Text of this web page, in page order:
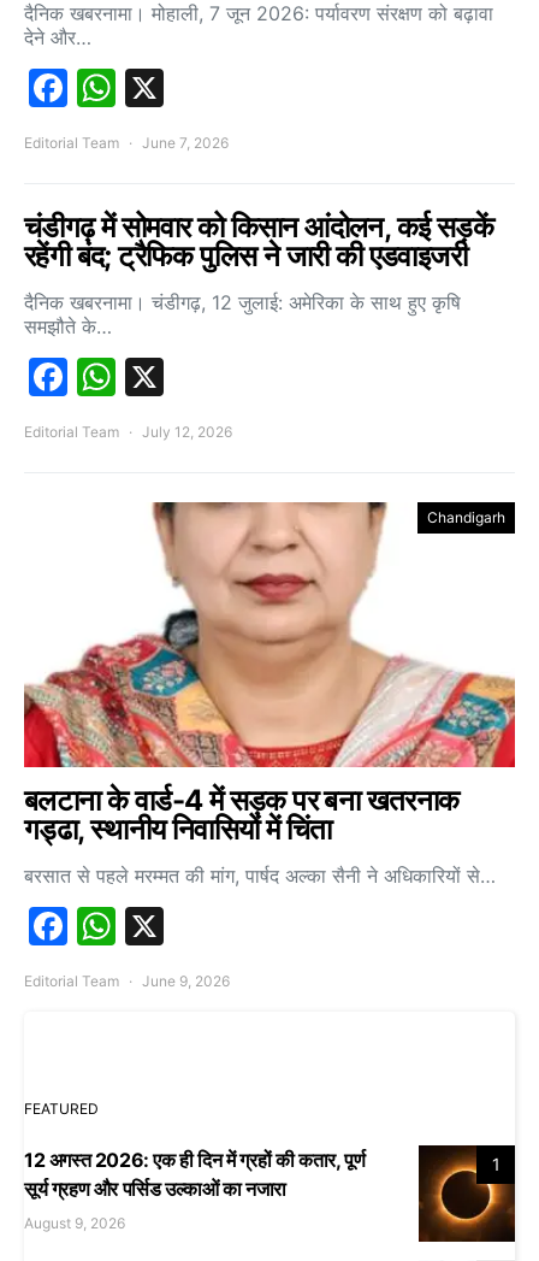
दैनिक खबरनामा। मोहाली, 7 जून 2026: पर्यावरण संरक्षण को बढ़ावा
देने और…
Facebook
WhatsApp
Editorial Team June 7, 2026
चंडीगढ़ में सोमवार को किसान आंदोलन, कई सड़कें
रहेंगी बंद; ट्रैफिक पुलिस ने जारी की एडवाइजरी
दैनिक खबरनामा। चंडीगढ़, 12 जुलाई: अमेरिका के साथ हुए कृषि
समझौते के…
Facebook
WhatsApp
Editorial Team July 12, 2026
Chandigarh
बलटाना के वार्ड-4 में सड़क पर बना खतरनाक
गड्ढा, स्थानीय निवासियों में चिंता
बरसात से पहले मरम्मत की मांग, पार्षद अल्का सैनी ने अधिकारियों से…
Facebook
WhatsApp
Editorial Team June 9, 2026
FEATURED
1
12 अगस्त 2026: एक ही दिन में ग्रहों की कतार, पूर्ण
सूर्य ग्रहण और पर्सिड उल्काओं का नजारा
August 9, 2026